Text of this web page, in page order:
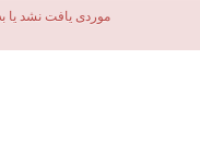
موردی يافت نشد یا